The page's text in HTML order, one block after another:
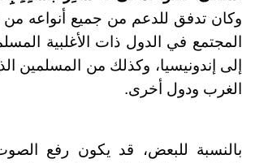
وكان تدفق للدعم من جميع أنواعه
المجتمع في الدول ذات الأغلبية
إلى إندونيسيا، وكذلك من المسلمين
الغرب ودول أخرى.
بالنسبة للبعض، قد يكون رفع